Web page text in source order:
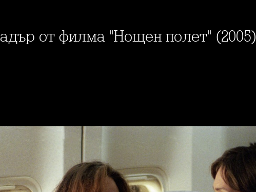
Кадър от филма "Нощен полет" (2005)